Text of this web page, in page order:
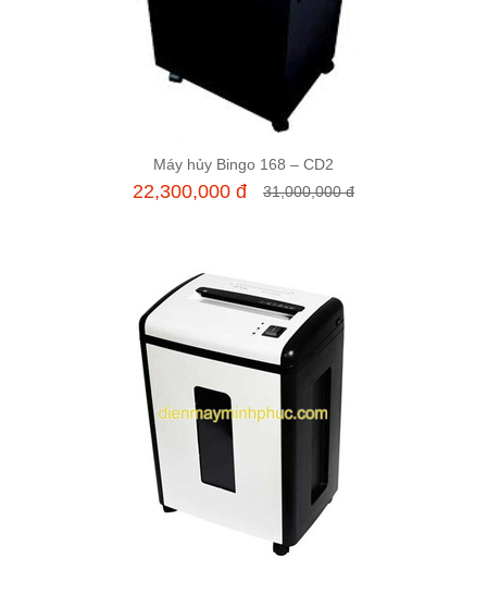
Thêm vào giỏ hàng
Máy hủy Bingo 168 – CD2
22,300,000 đ 31,000,000 đ